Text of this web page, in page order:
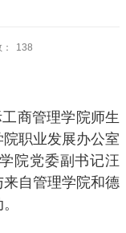
138
商管理学院师生
职业发展办公室
院党委副书记汪
自管理学院和德